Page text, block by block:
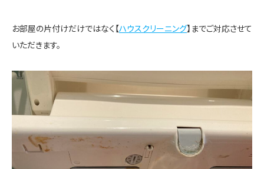
お部屋の片付けだけではなく【ハウスクリーニング】までご対応させて
いただきます。